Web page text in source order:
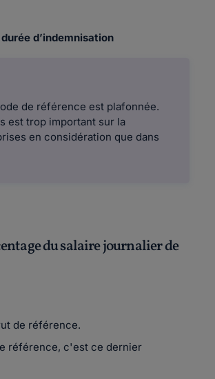
d’indemnisation
de référence est plafonnée.
est trop important sur la
en considération que dans
du salaire journalier de
de référence.
référence, c'est ce dernier